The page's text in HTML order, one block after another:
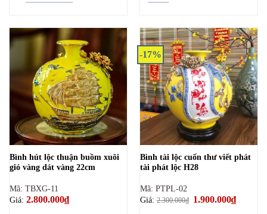
Bình hút lộc thuận buồm xuôi
gió vàng dát vàng 22cm
Mã: TBXG-11
Giá: 2.800.000₫
-17%
Bình tài lộc cuốn thư viết phát
tài phát lộc H28
Mã: PTPL-02
Giá:2.300.000₫ Giá
1.900.000₫Giá
hiện